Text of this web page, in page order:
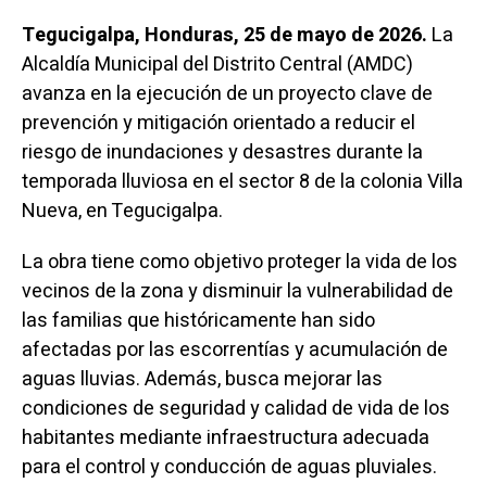
Tegucigalpa, Honduras, 25 de mayo de 2026. La
Alcaldía Municipal del Distrito Central (AMDC)
avanza en la ejecución de un proyecto clave de
prevención y mitigación orientado a reducir el
riesgo de inundaciones y desastres durante la
temporada lluviosa en el sector 8 de la colonia Villa
Nueva, en Tegucigalpa.
La obra tiene como objetivo proteger la vida de los
vecinos de la zona y disminuir la vulnerabilidad de
las familias que históricamente han sido
afectadas por las escorrentías y acumulación de
aguas lluvias. Además, busca mejorar las
condiciones de seguridad y calidad de vida de los
habitantes mediante infraestructura adecuada
para el control y conducción de aguas pluviales.